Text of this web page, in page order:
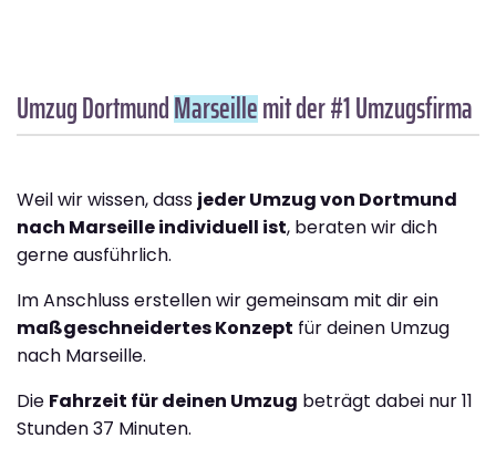
Umzug DortmundMarseillemit der #1 Umzugsfirma
Weil wir wissen, dass jeder Umzug von Dortmund
nach Marseille individuell ist, beraten wir dich
gerne ausführlich.
Im Anschluss erstellen wir gemeinsam mit dir ein
maßgeschneidertes Konzept für deinen Umzug
nach Marseille.
Die Fahrzeit für deinen Umzug beträgt dabei nur 11
Stunden 37 Minuten.